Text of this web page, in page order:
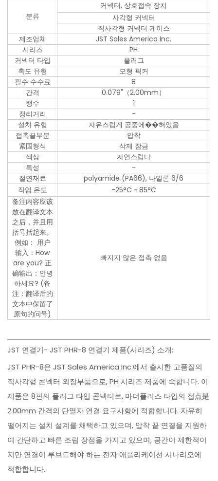
분류
커넥터, 상호접속 장치
사각형 커넥터
직사각형 커넥터 케이스
제조업체
JST Sales America Inc.
시리즈
PH
커넥터 타입
플러그
촉도 유형
모형 픽커
필수 수수료
8
간격
0.079"（2.00mm）
행수
1
정리거리
-
설치 유형
자유스럽게 공중에��혀있음
접촉끝부분
압착
紧固형식
삭제 잠금
색상
자연스럽다
특성
-
절연재료
polyamide (PA66), 나일론 6/6
작업 온도
-25°C ~ 85°C
备注内容应该
放在翻译文本
之后，并且用
括号括起来。
例如： 用户
输入：How
are you? 正
确输出：안녕
하세요? (备
注：翻译后的
文本中保留了
原句的问号)
빠지지 않은 접촉 없음
JST 연결기- JST PHR-8 연결기 제품(시리즈) 소개:
JST PHR-8은 JST Sales America Inc.에서 출시한 고품질의
직사각형 콘넥터 외장부품으로, PH 시리즈 제품에 속합니다. 이
제품은 8핀의 플러그 타입 콘넥터로, 마더플러스 타입의 접点是
2.00mm 간격의 단열자 연결 요구사항에 적합합니다. 자유히
떨어지는 설치 설계를 채택하고 있으며, 압착 끝 연결을 지원하
여 간단하고 빠른 조립 장점을 가지고 있으며, 공간이 제한적이
지만 연결이 루브드해야 하는 전자 애플리케이션 시나리오에
적합합니다.